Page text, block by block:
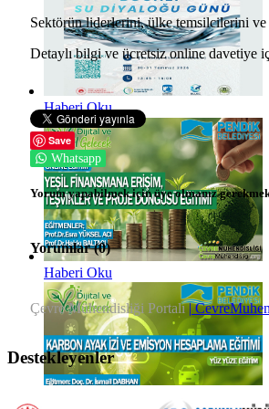
Haberi Oku
Haberi Oku
Sektörün liderlerini, ülke temsilcilerini
Detaylı bilgi ve ücretsiz online davetiye
Save
Whatsapp
Yorum yapabilmek için üye olmanız
Yorumlar (0)
Çevre Mühendisliği Portalı|
Destekleyenler